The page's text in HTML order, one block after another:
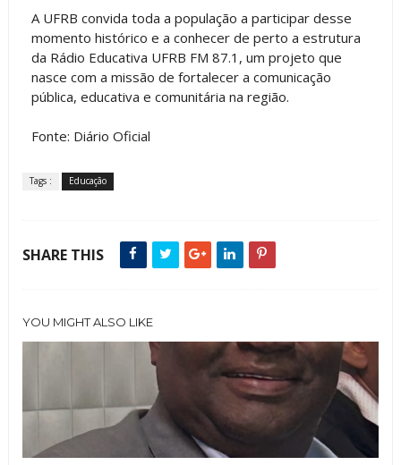
A UFRB convida toda a população a participar desse
momento histórico e a conhecer de perto a estrutura
da Rádio Educativa UFRB FM 87.1, um projeto que
nasce com a missão de fortalecer a comunicação
pública, educativa e comunitária na região.
Fonte: Diário Oficial
Tags : Educação
SHARE THIS
YOU MIGHT ALSO LIKE